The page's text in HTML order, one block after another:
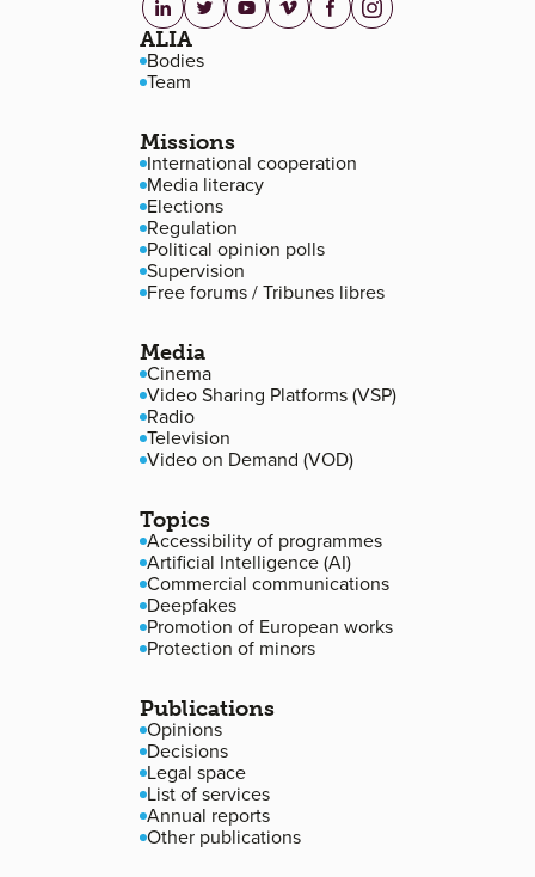
linkedin.com
twitter.com
youtube.com
vimeo.com
facebook.com
instagram.com
Footer navigation
ALIA
Bodies
Team
Missions
International cooperation
Media literacy
Elections
Regulation
Political opinion polls
Supervision
Free forums / Tribunes libres
Media
Cinema
Video Sharing Platforms (VSP)
Radio
Television
Video on Demand (VOD)
Topics
Accessibility of programmes
Artificial Intelligence (AI)
Commercial communications
Deepfakes
Promotion of European works
Protection of minors
Publications
Opinions
Decisions
Legal space
List of services
Annual reports
Other publications